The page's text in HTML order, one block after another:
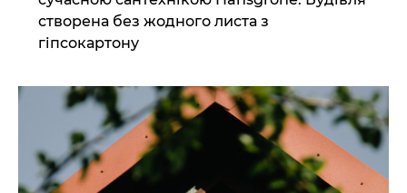
створена без жодного листа з
гіпсокартону